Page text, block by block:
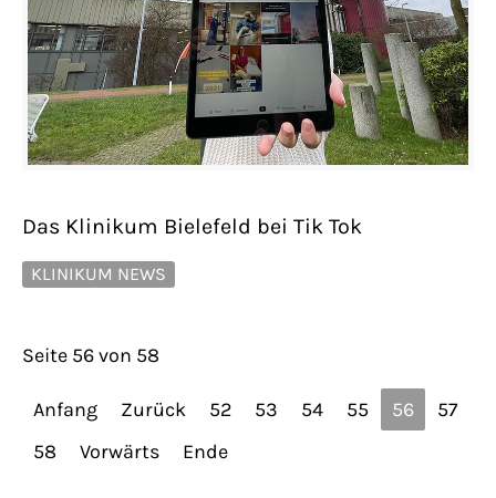
Das Klinikum Bielefeld bei Tik Tok
KLINIKUM NEWS
Seite 56 von 58
Anfang Zurück 52 53 54 55 56
57
58
Vorwärts Ende